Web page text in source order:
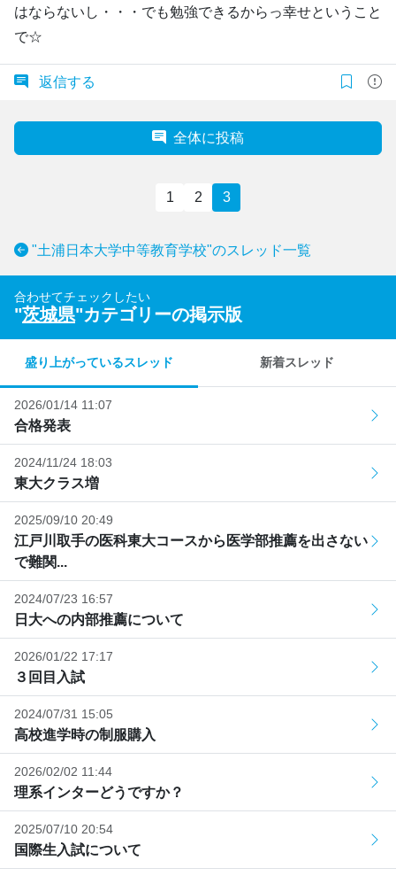
はならないし・・・でも勉強できるからっ幸せということ
で☆
返信する
全体に投稿
1 2 3
"土浦日本大学中等教育学校"のスレッド一覧
合わせてチェックしたい
"茨城県"カテゴリーの掲示版
盛り上がっているスレッド 新着スレッド
2026/01/14 11:07
合格発表
2024/11/24 18:03
東大クラス増
2025/09/10 20:49
江戸川取手の医科東大コースから医学部推薦を出さない
で難関...
2024/07/23 16:57
日大への内部推薦について
2026/01/22 17:17
３回目入試
2024/07/31 15:05
高校進学時の制服購入
2026/02/02 11:44
理系インターどうですか？
2025/07/10 20:54
国際生入試について